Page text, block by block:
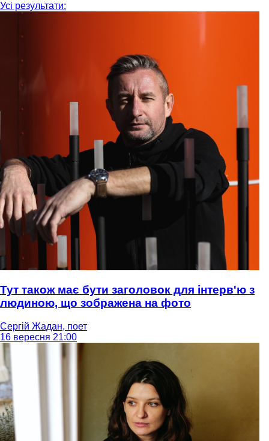
Усі результати:
Тут також має бути заголовок для інтерв'ю з
людиною, що зображена на фото
Сергій Жадан, поет
16 вересня 21:00